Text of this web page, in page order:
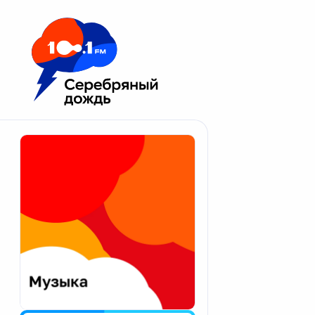
Москва 100.1 FM
Апатиты
Екатеринбург
Калининград
Калуга